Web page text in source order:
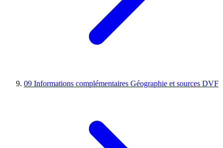
09 Informations complémentaires Géographie et sources DVF